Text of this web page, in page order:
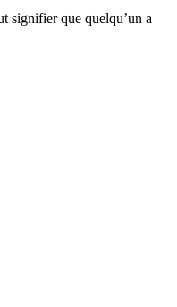
signifier que quelqu’un a